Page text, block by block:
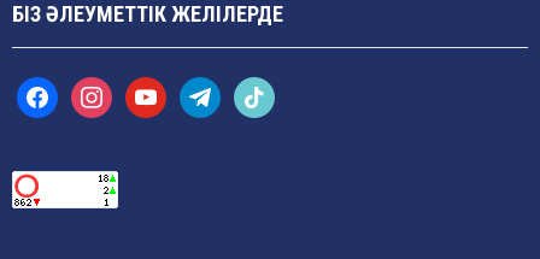
БІЗ ӘЛЕУМЕТТІК ЖЕЛІЛЕРДЕ
f
a
b
o
i
n
y
o
t
e
t
i